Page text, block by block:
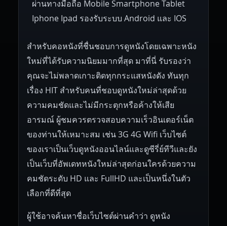
ผ่านทางมือถือ Mobile Smartphone Tablet
Iphone Ipad รองรับระบบ Android และ IOS
สำหรับคอหนังที่ชื่นชอบการดูหนังโดยเฉพาะหนัง
ใหม่ที่ได้รับความนิยมมากที่สุด มาที่นี่ รับรองว่า
คุณจะไม่พลาดเกาะติดทุกกระแสหนังดัง ทันทุก
เรื่อง HIT สำหรับคนที่ชอบดูหนังใหม่ล่าสุดด้วย
ความคมชัดและไม่มีกระตุกหรือค้างให้เสีย
อารมณ์ ผู้ชมควรตรวจสอบความเร็วอินเตอร์เน็ต
ของท่านให้เหมาะสม เช่น 3G 4G Wifi เว็บไซต์
ของเราเป็นเว็บดูหนังออนไลน์และดูซีรี่ย์ทีวีและยัง
เป็นเว็บที่อัพเดทหนังใหม่ล่าสุดก่อนใครด้วยความ
คมชัดระดับ HD และ FullHD และเป็นหนึ่งในตัว
เลือกที่ดีที่สุด
ผู้ใช้อาจค้นหาชื่อเว็บไซต์ผ่านคำว่า ดูหนัง